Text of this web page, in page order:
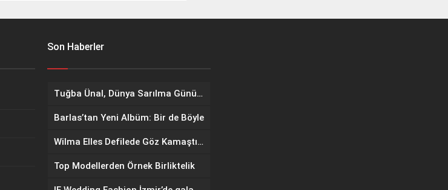
Son Haberler
Tuğba Ünal, Dünya Sarılma Günü kapsamında hayranlarıyla buluştu
Barlas’tan Yeni Albüm: Bir de Böyle
Wilma Elles Defilede Göz Kamaştırdı, Kuliste Oğlunu Uyuttu
Top Modellerden Örnek Birliktelik